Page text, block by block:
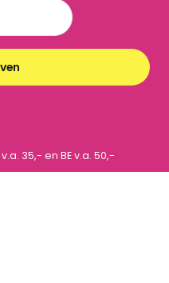
v.a. 35,- en BE v.a. 50,-